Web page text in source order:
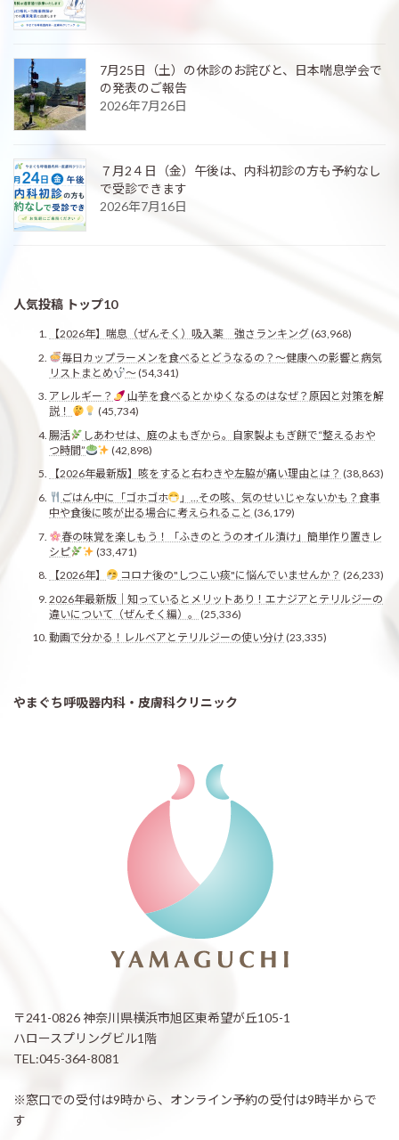
7月25日（土）の休診のお詫びと、日本喘息学会で
の発表のご報告
2026年7月26日
７月2４日（金）午後は、内科初診の方も予約なし
で受診できます
2026年7月16日
人気投稿 トップ10
【2026年】喘息（ぜんそく）吸入薬 強さランキング(63,968)
毎日カップラーメンを食べるとどうなるの？〜健康への影響と病気
リストまとめ
〜(54,341)
アレルギー？
山芋を食べるとかゆくなるのはなぜ？原因と対策を解
説！
(45,734)
腸活
しあわせは、庭のよもぎから。自家製よもぎ餅で“整えるおや
つ時間”
(42,898)
【2026年最新版】咳をすると右わきや左脇が痛い理由とは？ (38,863)
ごはん中に「ゴホゴホ
」…その咳、気のせいじゃないかも？食事
中や食後に咳が出る場合に考えられること (36,179)
春の味覚を楽しもう！「ふきのとうのオイル漬け」簡単作り置きレ
シピ
(33,471)
【2026年】
コロナ後の"しつこい痰"に悩んでいませんか？ (26,233)
2026年最新版｜知っているとメリットあり！エナジアとテリルジーの
違いについて（ぜんそく編）。
(25,336)
動画で分かる！レルベアとテリルジーの使い分け (23,335)
やまぐち呼吸器内科・皮膚科クリニック
〒241-0826 神奈川県横浜市旭区東希望が丘105-1
ハロースプリングビル1階
TEL:045-364-8081
※窓口での受付は9時から、オンライン予約の受付は9時半からで
す